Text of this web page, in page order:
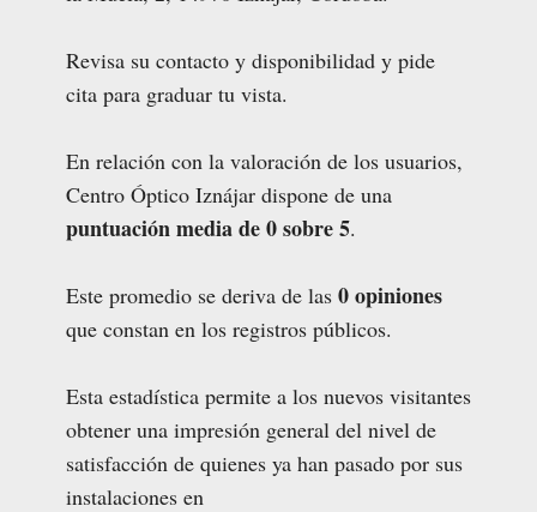
Revisa su contacto y disponibilidad y pide
cita para graduar tu vista.
En relación con la valoración de los usuarios,
Centro Óptico Iznájar dispone de una
puntuación media de 0 sobre 5.
Este promedio se deriva de las 0 opiniones
que constan en los registros públicos.
Esta estadística permite a los nuevos visitantes
obtener una impresión general del nivel de
satisfacción de quienes ya han pasado por sus
instalaciones en